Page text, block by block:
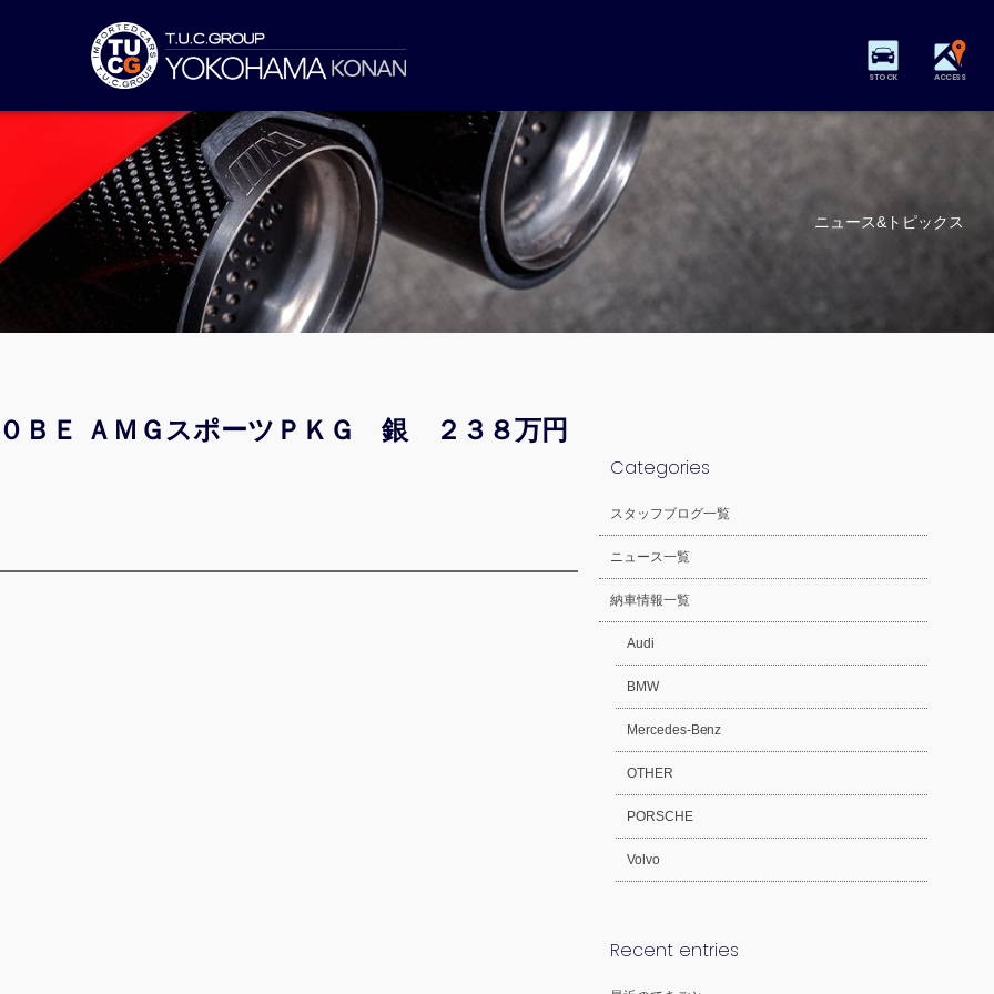
STOCK ACCESS
ニュース&トピックス
ＢＥ ＡＭＧスポーツＰＫＧ 銀 ２３８万円
Categories
スタッフブログ一覧
ニュース一覧
納車情報一覧
Audi
BMW
Mercedes-Benz
OTHER
PORSCHE
Volvo
Recent entries